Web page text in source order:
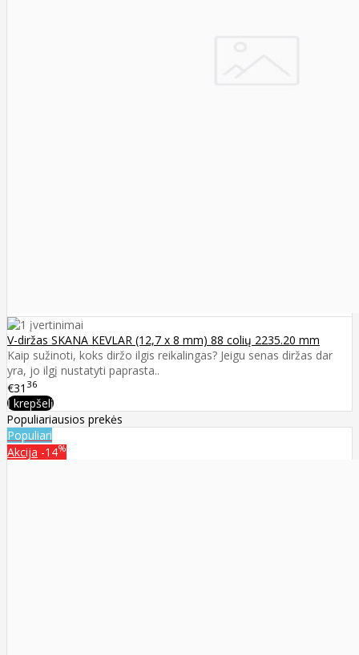
V-diržas SKANA KEVLAR (12,7 x 8 mm) 88 colių 2235.20 mm
Kaip sužinoti, koks diržo ilgis reikalingas? Jeigu senas diržas dar
yra, jo ilgį nustatyti paprasta..
€31 36
Į krepšelį
Populiariausios prekės
Populiari
Akcija -14%